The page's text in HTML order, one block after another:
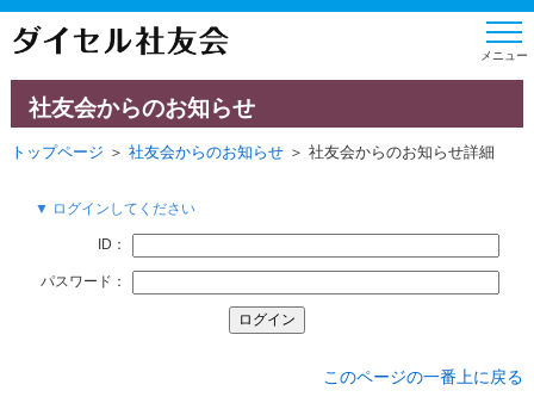
社友会からのお知らせ
トップページ ＞ 社友会からのお知らせ＞ 社友会からのお知らせ詳細
▼ ログインしてください
ID：
パスワード：
このページの一番上に戻る